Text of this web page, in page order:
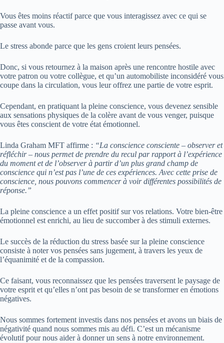
Vous êtes moins réactif parce que vous interagissez avec ce qui se
passe avant vous.
Le stress abonde parce que les gens croient leurs pensées.
Donc, si vous retournez à la maison après une rencontre hostile avec
votre patron ou votre collègue, et qu’un automobiliste inconsidéré vous
coupe dans la circulation, vous leur offrez une partie de votre esprit.
Cependant, en pratiquant la pleine conscience, vous devenez sensible
aux sensations physiques de la colère avant de vous venger, puisque
vous êtes conscient de votre état émotionnel.
Linda Graham MFT affirme : “La conscience consciente – observer et
réfléchir – nous permet de prendre du recul par rapport à l’expérience
du moment et de l’observer à partir d’un plus grand champ de
conscience qui n’est pas l’une de ces expériences. Avec cette prise de
conscience, nous pouvons commencer à voir différentes possibilités de
réponse.”
La pleine conscience a un effet positif sur vos relations. Votre bien-être
émotionnel est enrichi, au lieu de succomber à des stimuli externes.
Le succès de la réduction du stress basée sur la pleine conscience
consiste à noter vos pensées sans jugement, à travers les yeux de
l’équanimité et de la compassion.
Ce faisant, vous reconnaissez que les pensées traversent le paysage de
votre esprit et qu’elles n’ont pas besoin de se transformer en émotions
négatives.
Nous sommes fortement investis dans nos pensées et avons un biais de
négativité quand nous sommes mis au défi. C’est un mécanisme
évolutif pour nous aider à donner un sens à notre environnement.